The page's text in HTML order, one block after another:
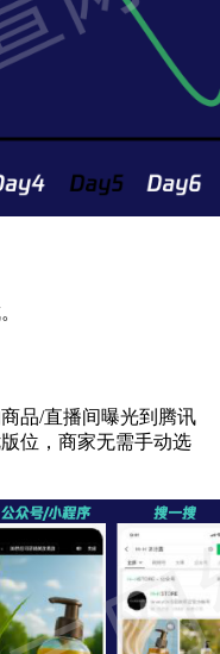
品/直播间曝光到腾讯
位，商家无需手动选